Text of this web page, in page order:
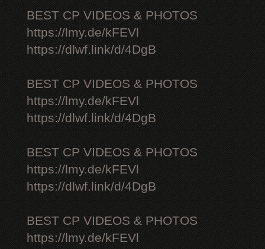
BEST CP VIDEOS & PHOTOS
https://lmy.de/kFEVl
https://dlwf.link/d/4DgB
BEST CP VIDEOS & PHOTOS
https://lmy.de/kFEVl
https://dlwf.link/d/4DgB
BEST CP VIDEOS & PHOTOS
https://lmy.de/kFEVl
https://dlwf.link/d/4DgB
BEST CP VIDEOS & PHOTOS
https://lmy.de/kFEVl